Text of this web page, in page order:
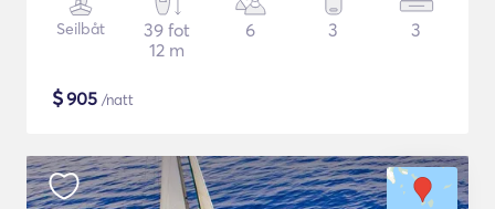
Seilbåt
39 fot
12 m
6 3 3
$905 /natt